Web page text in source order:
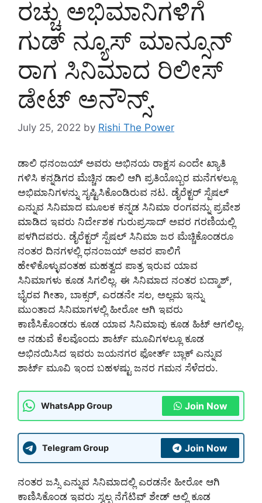
ರಚ್ಚು ಅಭಿಮಾನಿಗಳಿಗೆ
ಗುಡ್ ನ್ಯೂಸ್ ಮಾನ್ಸೂನ್
ರಾಗ ಸಿನಿಮಾದ ರಿಲೀಸ್
ಡೇಟ್ ಅನೌನ್ಸ್.
July 25, 2022 by Rishi The Power
ಡಾಲಿ ಧನಂಜಯ್ ಅವರು ಅಭಿನಯ ರಾಕ್ಷಸ ಎಂದೇ ಖ್ಯಾತಿ
ಗಳಿಸಿ ಕನ್ನಡಿಗರ ಮೆಚ್ಚಿನ ಡಾಲಿ ಆಗಿ ಪ್ರತಿಯೊಬ್ಬರ ಮನೆಗಳಲ್ಲೂ
ಅಭಿಮಾನಿಗಳನ್ನು ಸೃಷ್ಟಿಸಿಕೊಂಡಿರುವ ನಟ. ಡೈರೆಕ್ಟರ್ ಸ್ಪೆಷಲ್
ಎನ್ನುವ ಸಿನಿಮಾದ ಮೂಲಕ ಕನ್ನಡ ಸಿನಿಮಾ ರಂಗವನ್ನು ಪ್ರವೇಶ
ಮಾಡಿದ ಇವರು ನಿರ್ದೇಶಕ ಗುರುಪ್ರಸಾದ್ ಅವರ ಗರಣಿಯಲ್ಲಿ
ಪಳಗಿದವರು. ಡೈರೆಕ್ಟರ್ ಸ್ಪೆಷಲ್ ಸಿನಿಮಾ ಜರ ಮೆಚ್ಚಿಕೊಂಡರೂ
ನಂತರ ದಿನಗಳಲ್ಲಿ ಧನಂಜಯ್ ಅವರ ಪಾಲಿಗೆ
ಹೇಳಿಕೊಳ್ಳುವಂತಹ ಮಹತ್ವದ ಪಾತ್ರ ಇರುವ ಯಾವ
ಸಿನಿಮಾಗಳು ಕೂಡ ಸಿಗಲಿಲ್ಲ. ಈ ಸಿನಿಮಾದ ನಂತರ ಬದ್ಮಾಶ್,
ಭೈರವ ಗೀತಾ, ಬಾಕ್ಸರ್, ಎರಡನೇ ಸಲ, ಅಲ್ಲಮ ಇನ್ನು
ಮುಂತಾದ ಸಿನಿಮಾಗಳಲ್ಲಿ ಹೀರೋ ಆಗಿ ಇವರು
ಕಾಣಿಸಿಕೊಂಡರು ಕೂಡ ಯಾವ ಸಿನಿಮಾವು ಕೂಡ ಹಿಟ್ ಆಗಲಿಲ್ಲ.
ಆ ನಡುವೆ ಕೆಲವೊಂದು ಶಾರ್ಟ್ ಮೂವಿಗಳಲ್ಲೂ ಕೂಡ
ಅಭಿನಯಿಸಿದ ಇವರು ಜಯನಗರ ಫೋರ್ತ್ ಬ್ಲಾಕ್ ಎನ್ನುವ
ಶಾರ್ಟ್ ಮೂವಿ ಇಂದ ಬಹಳಷ್ಟು ಜನರ ಗಮನ ಸೆಳೆದರು.
WhatsApp Group Join Now
Telegram Group Join Now
ನಂತರ ಜಸ್ಸಿ ಎನ್ನುವ ಸಿನಿಮಾದಲ್ಲಿ ಎರಡನೇ ಹೀರೋ ಆಗಿ
ಕಾಣಿಸಿಕೊಂಡ ಇವರು ಸ್ವಲ್ಪ ನೆಗೆಟಿವ್ ಶೇಡ್ ಅಲ್ಲಿ ಕೂಡ